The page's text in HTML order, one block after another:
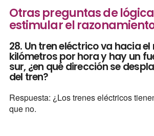
Otras preguntas de
estimular el
28. Un tren eléctrico va hacia el
kilómetros por hora y hay un
sur, ¿en qué dirección se
del tren?
Respuesta: ¿Los trenes eléctricos
que no.